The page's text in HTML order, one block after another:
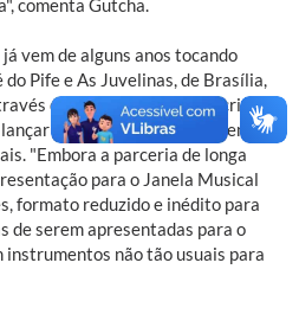
comenta Gutcha.
vem de alguns anos tocando
Pife e As Juvelinas, de Brasília,
do grupo Três Marias, criado
o álbum "Não Se Cala" em
"Embora a parceria de longa
para o Janela Musical
formato reduzido e inédito para
de serem apresentadas para o
instrumentos não tão usuais para